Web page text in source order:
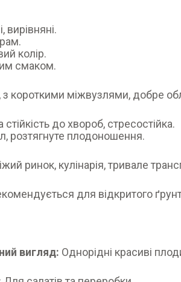
вирівняні.
колір.
смаком.
з короткими міжвузлями, добре
стійкість до хвороб, стресостійка.
розтягнуте плодоношення.
ринок, кулінарія, тривале
для відкритого
вигляд: Однорідні красиві